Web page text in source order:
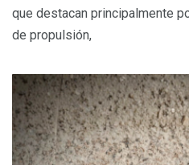
que destacan principalmente
de propulsión,